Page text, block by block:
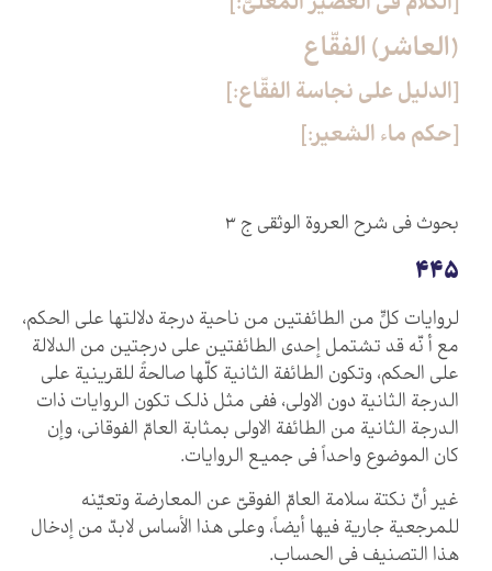
(العاشر) الفقّاع‏
[الدليل على نجاسة الفقّاع:]
[حكم ماء الشعير:]
بحوث في شرح العروة الوثقى ج ۳
445
لروايات كلٍّ من الطائفتين من ناحية درجة دلالتها على الحكم،
مع أ نّه قد تشتمل إحدى الطائفتين على درجتين من الدلالة
على الحكم، وتكون الطائفة الثانية كلّها صالحةً للقرينية على
الدرجة الثانية دون الاولى، ففي مثل ذلك تكون الروايات ذات
الدرجة الثانية من الطائفة الاولى بمثابة العامّ الفوقاني، وإن
كان الموضوع واحداً في جميع الروايات.
غير أنّ نكتة سلامة العامّ الفوقيّ عن المعارضة وتعيّنه
للمرجعية جارية فيها أيضاً، وعلى هذا الأساس لابدّ من إدخال
هذا التصنيف في الحساب.